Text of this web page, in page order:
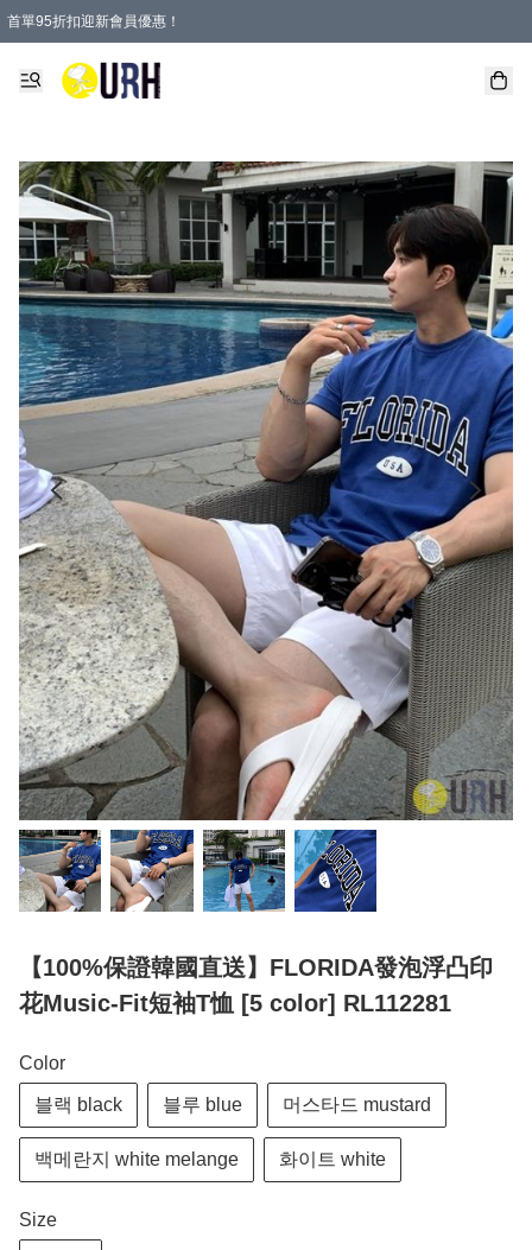
首單95折扣迎新會員優惠！
特選會員可享全單低至 95 折優惠！
單一訂單滿HKD600(澳門HKD800)包郵寄順豐送到家。
【100%保證韓國直送】FLORIDA發泡浮凸印
花Music-Fit短袖T恤 [5 color] RL112281
Color
블랙 black 블루 blue 머스타드 mustard
백메란지 white melange 화이트 white
Size